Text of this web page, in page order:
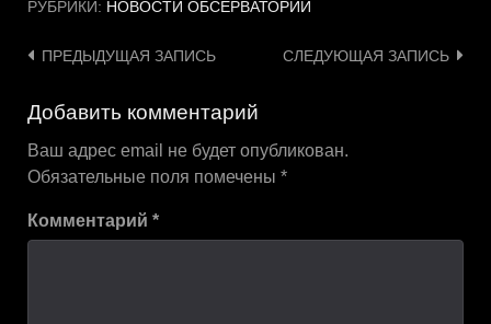
РУБРИКИ: НОВОСТИ ОБСЕРВАТОРИИ
Навигация
записям
ПРЕДЫДУЩАЯ ЗАПИСЬ СЛЕДУЮЩАЯ ЗАПИСЬ
Добавить комментарий
Ваш адрес email не будет опубликован.
Обязательные поля помечены *
Комментарий *